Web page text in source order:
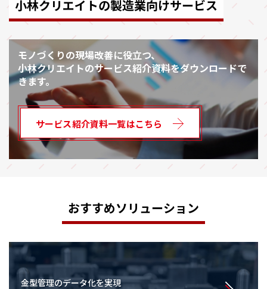
小林クリエイトの製造業向けサービス
モノづくりの現場改善に役立つ、
小林クリエイトのサービス紹介資料をダウンロードで
きます。
サービス紹介資料一覧はこちら
おすすめソリューション
金型管理のデータ化を実現